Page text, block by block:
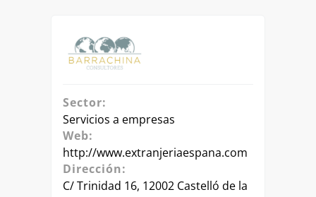
Sector:
Servicios a empresas
Web:
http://www.extranjeriaespana.com
Dirección:
C/ Trinidad 16, 12002 Castelló de la